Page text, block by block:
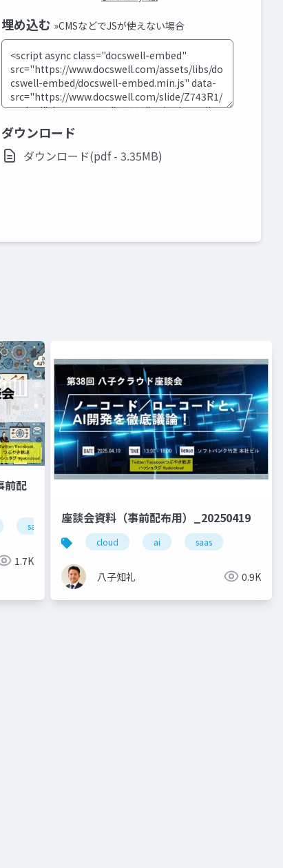
埋め込む »CMSなどでJSが使えない場合
ダウンロード
ダウンロード(pdf - 3.35MB)
前配
saas
1.7K
座談会資料（事前配布用）_20250419
cloud ai saas
八子知礼 0.9K